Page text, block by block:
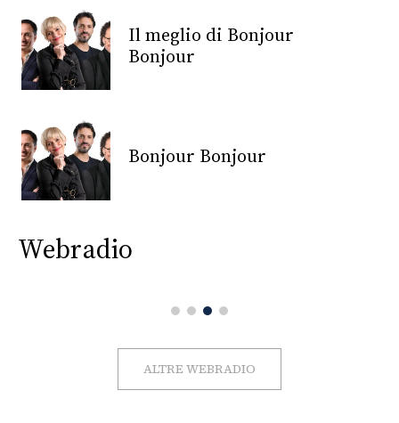
MONACO
RMC
CONSIGLIA
Il meglio di Bonjour
Bonjour
Bonjour Bonjour
Webradio
ALTRE WEBRADIO